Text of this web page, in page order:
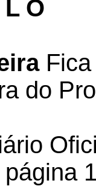
O
Fica
do